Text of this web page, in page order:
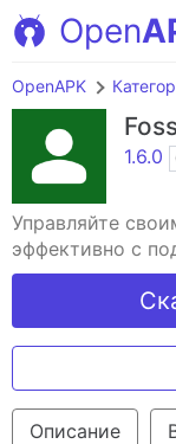
Open
OpenAPK
1.6.0
Управляйте
эффективно с
Описание